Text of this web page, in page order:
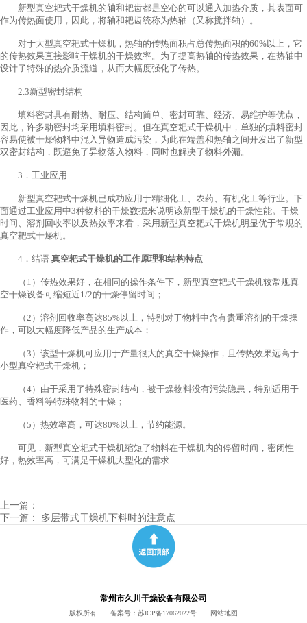
新型真空耙式干燥机的轴和耙齿都是空心的可以通入加热介质，其表面可
作为传热面使用，因此，将轴和耙齿统称为热轴（又称搅拌轴）。
对于大型真空耙式干燥机，热轴的传热面积占总传热面积的60%以上，它
的传热效果直接影响干燥机的干燥效率。为了提高热轴的传热效果，在热轴中
设计了特殊的热介质流道，从而大幅度强化了传热。
2.3新型密封结构
填料密封具有耐热、耐压、结构简单、密封可靠、经济、易维护等优点，
因此，许多动密封均采用填料密封。但在真空耙式干燥机中，单独的填料密封
容易使被干燥物料中混入异物造成污染，为此在端盖和热轴之间开发出了新型
双密封结构，既避免了异物落入物料，同时也解决了物料外漏。
3．工业应用
新型真空耙式干燥机已成功应用于精细化工、农药、有机化工等行业。下
面通过工业应用中3种物料的干燥数据来说明该新型干燥机的干燥性能。干燥
时间、溶剂回收率以及热效率来看，采用新型真空耙式干燥机明显优于常规的
真空耙式干燥机。
4．结语 真空耙式干燥机的工作原理和结构特点
（1）传热效果好，在相同的操作条件下，新型真空耙式干燥机较常规真
空干燥设备可缩短近1/2的干燥停留时间；
（2）溶剂回收率高达85%以上，特别对于物料中含有贵重溶剂的干燥操
作，可以大幅度降低产品的生产成本；
（3）该型干燥机可应用于产量很大的真空干燥操作，且传热效果远高于
小型真空耙式干燥机；
（4）由于采用了特殊密封结构，被干燥物料没有污染隐患，特别适用于
医药、香料等特殊物料的干燥；
（5）热效率高，可达80%以上，节约能源。
可见，新型真空耙式干燥机缩短了物料在干燥机内的停留时间，密闭性
好，热效率高，可满足干燥机大型化的需求
上一篇：
下一篇： 多层带式干燥机下料时的注意点
常州市久川干燥设备有限公司
版权所有 备案号： 苏ICP备17062022号 网站地图